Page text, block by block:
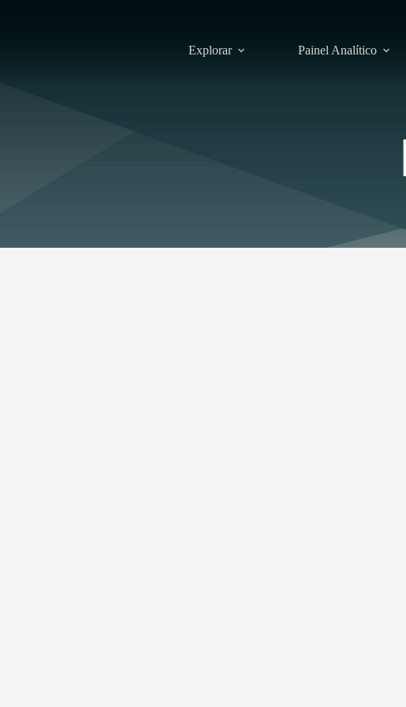
Explorar Painel Analítico